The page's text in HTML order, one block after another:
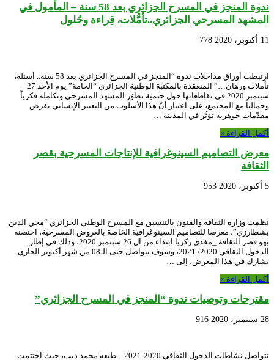
ندوة المنجز في المسرح الجزائري بعد 58 سنة – المأمول في
المشهد المسرحي الجزائري..تأمُّلات، قِراءة وحُلول
11 أكتوبر، 2020 778
ارتبطت أوراق مداخلات ندوة “المنجز في المسرح الجزائري بعد 58 سنة.. أسئلة،
تأملات ورهان…” المنعقدة بالمكتبة الوطنية الجزائري “الحامة” يوم الأحد 27
سبتمبر 2020 في تقاطعاتها حول حتمية تطوّر المشهد المسرحي وتكامله فكرياً
وجمالياً مع المجتمع، على اعتبار أنّ هذا الأسلوب من التعبير الإنساني يفرض
مقدّمات جوهرية تؤثّر في المدينة …
أكمل القراءة »
معرض التصاميم السينوغرافية للإنتاجات المسرحية بقصر
الثقافة
5 أكتوبر، 2020 953
نظمت وزارة الثقافة والفنون بالتنسيق مع المسرح الوطني الجزائري “محي الدين
بشطارزي”، معرضا للتصاميم السينوغرافية الخاصة بالعروض المسرحية، احتضنه
بهو قصر الثقافة _مفدي زكريا ابتداء من ال 26 سبتمبر 2020، وذلك في إطار
الدخول الثقافي 2020/ 2021، وسوف يتواصل حتى الـ08 من شهر أكتوبر الجاري.
يشارك في هذا المعرض، إلى …
أكمل القراءة »
مقترحات وتوصيات ندوة “المنجز في المسرح الجزائري”
28 سبتمبر، 2020 916
تتواصل نشاطات الدخول الثقافي 2020-2021 – طبعة محمد ديب، حيث اختتمت